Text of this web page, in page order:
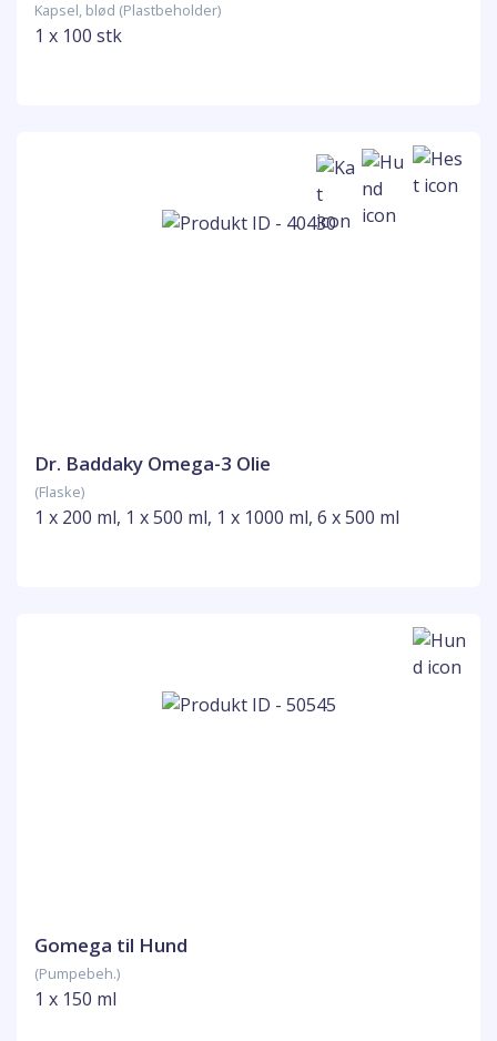
Kapsel, blød (Plastbeholder)
1 x 100 stk
Dr. Baddaky Omega-3 Olie
(Flaske)
1 x 200 ml, 1 x 500 ml, 1 x 1000 ml, 6 x 500 ml
Gomega til Hund
(Pumpebeh.)
1 x 150 ml